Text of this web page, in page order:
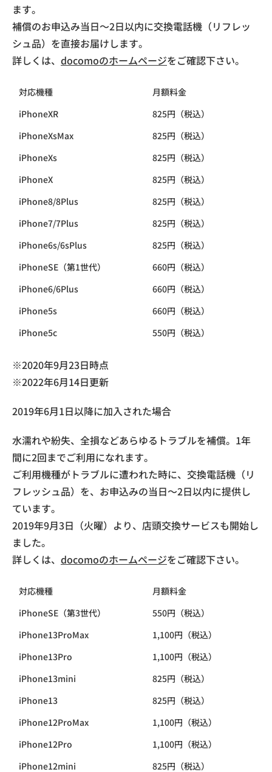
ます。
補償のお申込み当日～2日以内に交換電話機（リフレッ
シュ品）を直接お届けします。
詳しくは、 docomoのホームページをご確認下さい。
対応機種
月額料金
iPhoneXR
825円（税込）
iPhoneXsMax
825円（税込）
iPhoneXs
825円（税込）
iPhoneX
825円（税込）
iPhone8/8Plus
825円（税込）
iPhone7/7Plus
825円（税込）
iPhone6s/6sPlus
825円（税込）
iPhoneSE（第1世代）
660円（税込）
iPhone6/6Plus
660円（税込）
iPhone5s
660円（税込）
iPhone5c
550円（税込）
※2020年9月23日時点
※2022年6月14日更新
2019年6月1日以降に加入された場合
水濡れや紛失、全損などあらゆるトラブルを補償。1年
間に2回までご利用になれます。
ご利用機種がトラブルに遭われた時に、交換電話機（リ
フレッシュ品）を、お申込みの当日～2日以内に提供し
ています。
2019年9月3日（火曜）より、店頭交換サービスも開始し
ました。
詳しくは、 docomoのホームページをご確認下さい。
対応機種
月額料金
iPhoneSE（第3世代）
550円（税込）
iPhone13ProMax
1,100円（税込）
iPhone13Pro
1,100円（税込）
iPhone13mini
825円（税込）
iPhone13
825円（税込）
iPhone12ProMax
1,100円（税込）
iPhone12Pro
1,100円（税込）
iPhone12mini
825円（税込）